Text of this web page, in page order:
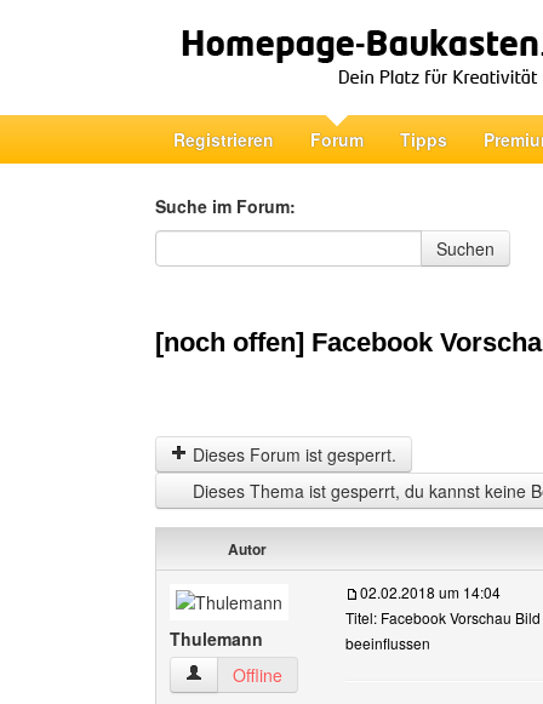
Registrieren Forum Tipps
Suche im Forum:
Suche im Forum
Suchen
[noch offen] Facebook
Dieses Forum ist gesperrt.
Dieses Thema ist gesperrt, du kannst keine
Autor
Thulemann
Thulemann Benutzer-Profile anzeigen
Offline
02.02.2018 um 14:04
Titel: Facebook Vorschau
beeinflussen